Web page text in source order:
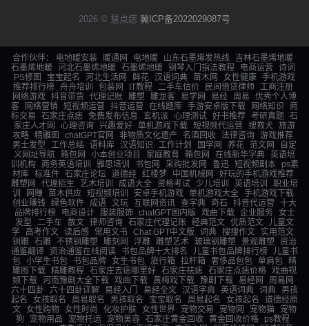
2026 © 慧点痣 冀ICP备2022029087号
合作伙伴： 电地暖安装 暖通网 电地暖 山东石墨烯发热线
吉林石墨烯地暖
石墨烯地暖
河北石墨烯地暖 石墨烯地暖 钢琴入门指法教程 电商运营
诗词
PS修图
宝宝起名 河北生活网 鲜花 汉语词典 苗木网 女性健康 手机游戏
推荐排行榜
舟舟培训 包装网 IT教程 二手车估价 民间借贷律师
工商注册
网络游戏 抖音带货 代理记账 雕塑 雕龙客 易学网 易经 周易
优秀个人博
客
网络营销 短视频运营 抖音运营 在线题库 手游安卓版下载 网络知识
商
标交易
石家庄点痣 免费发布信息 玄机派 心理测试 好书推荐 考研真题 石
家庄人才网
心理咨询 兴趣爱好 单机游戏下载 短视频代运营 搜救犬 旅游
攻略 精雕图 chatGPT官网 非物质文化遗产 名酒回收 法律咨询 游戏推荐
男士发型
工作总结 语料库 汉语知识 工作计划 国学网 养花 范文网
自定
义网址导航 箱包网 小本创业项目 家庭教育 箱包网 在线新华字典 英语培
训机构
商务英语培训 雅思培训 书包网 采购批发网 鲁迅 短视频剧本
ps素
材库
标准件 石家庄论坛 道德经 红楼梦 中国机械网
好玩的手机游戏推荐
雕塑网
代理招生 艺术培训 成语大全 资格考试 少儿培训 英语培训
职业培
训
网赚 苗木供应 短视频培训 安卓手机游戏 单机游戏大全
手机游戏下载
创业赚钱
绿色软件 成语 文玩 互联网资讯 查字典 奇石 抖音代运营 十大
品牌排行榜
电商设计 服装服饰 chatGPT国内版 戏曲下载 企业服务
女士
发型
二手车 散文 律师咨询 石家庄代理记账 经典范文 优质范文
儿童文
学 高考作文 读后感 常用文书 Chat GPT中文版 词典 搜搜作文
实用范文
铜雕 石雕 不锈钢雕塑 雕刻网 浮雕 雕塑艺术 玻璃钢雕塑 景观雕塑
资治
通鉴翻译
资治通鉴在线阅读 书包品牌十大排名 儿童书包品牌排行榜
儿童书
包 小学生书包 书包品牌 女生书包 旅行箱 拉杆箱 奢侈品包包 单肩包 精
雕图下载 精雕教程 石家庄去痣哪里好 石家庄祛痣 石家庄点痣价格 戏曲视
频下载
河南豫剧大全下载 戏曲下载 黄梅戏下载 豫剧下载 易经网
周易网
六十四卦
六十四卦详解 易经入门 易经全文 汉语字典 英语词典 词典
男孩
起名
女孩取名 周易取名 男孩取名 宝宝取名 周易起名 女孩起名
道德经原
文 女性购物 女性时尚 化妆护肤 女性世界 宠物交易 宠物网 宠物猫
宠物
狗
宠物用品 宠物托运 宠物美容 石家庄黄金回收 黄金回收价格
ps教程